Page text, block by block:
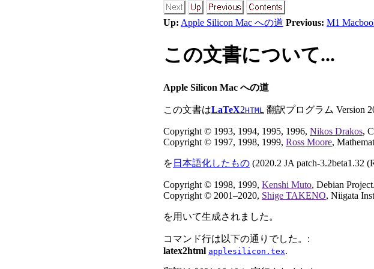
Up: Apple Silicon Mac への道 Previous: M1
この文書について...
Apple Silicon Mac への道
この文書はLaTeX2HTML 翻訳プログラム Version
Copyright © 1993, 1994, 1995, 1996, Nikos Drakos,
Copyright © 1997, 1998, 1999, Ross Moore,
を 日本語化したもの (2020.2 JA patch-3.2beta1.32
Copyright © 1998, 1999, Kenshi Muto, Debian Project.
Copyright © 2001–2020, Shige TAKENO, Niigata
を用いて生成されました。
コマンド行は以下の通りでした。:
latex2html applesilicon.tex.